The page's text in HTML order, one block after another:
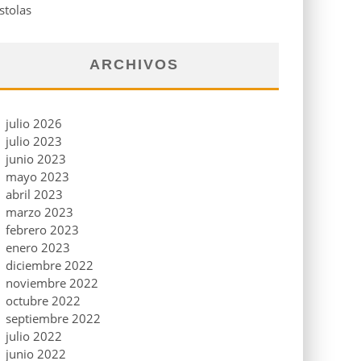
ARCHIVOS
julio 2026
julio 2023
junio 2023
mayo 2023
abril 2023
marzo 2023
febrero 2023
enero 2023
diciembre 2022
noviembre 2022
octubre 2022
septiembre 2022
julio 2022
junio 2022